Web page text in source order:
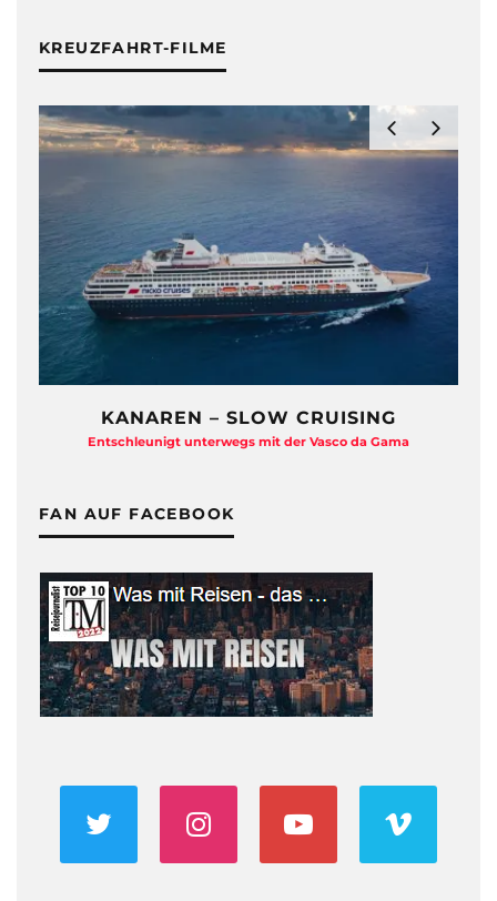
KREUZFAHRT-FILME
KANAREN – SLOW CRUISING
Entschleunigt unterwegs mit der Vasco da Gama
FAN AUF FACEBOOK